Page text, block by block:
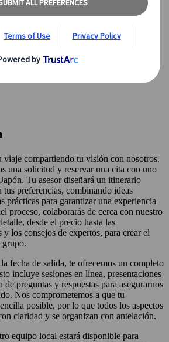
compartiendo tu visión con nosotros.
una solicitud y reservar una cita con uno
Tu asesor diseñará un itinerario
tus preferencias, combinando ideas
prácticas para garantizar una experiencia
proceso, colaborarás de cerca con nuestro
desde el precio hasta las
y los consejos de expertos, para crear el
grupo.
fecha de salida, te ofrecemos un completo
incluye sesiones en línea, presentaciones
de preguntas y respuestas para asegurarnos
Nos comprometemos a que tu
posible, por lo que todos los aspectos
claridad y se organizan con antelación.
equipo local estará disponible para